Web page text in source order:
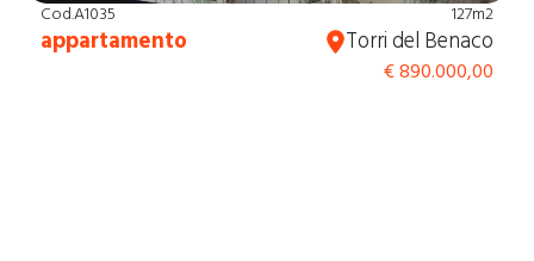
Cod.A1035
appartamento
127m2
Torri del Benaco
€ 890.000,00